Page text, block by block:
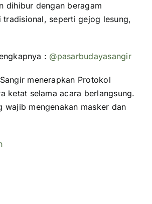
dihibur dengan beragam
tradisional, seperti gejog lesung,
: @pasarbudayasangir
menerapkan Protokol
ketat selama acara berlangsung.
wajib mengenakan masker dan